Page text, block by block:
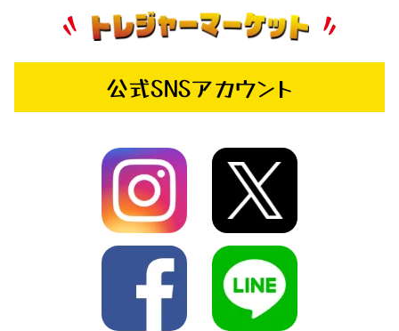
公式SNSアカウント